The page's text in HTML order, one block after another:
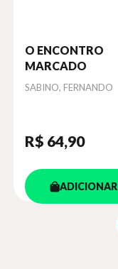
O ENCONTRO
MARCADO
Autor
SABINO, FERNANDO
R$ 64,90
ADICIONAR